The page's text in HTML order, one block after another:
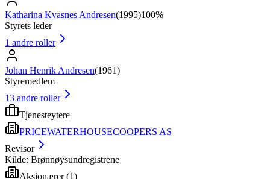
Katharina Kvasnes Andresen(1995)100%
Styrets leder
1 andre roller
Johan Henrik Andresen(1961)
Styremedlem
13 andre roller
Tjenesteytere
PRICEWATERHOUSECOOPERS AS
Revisor
Kilde: Brønnøysundregistrene
Aksjonærer(1)